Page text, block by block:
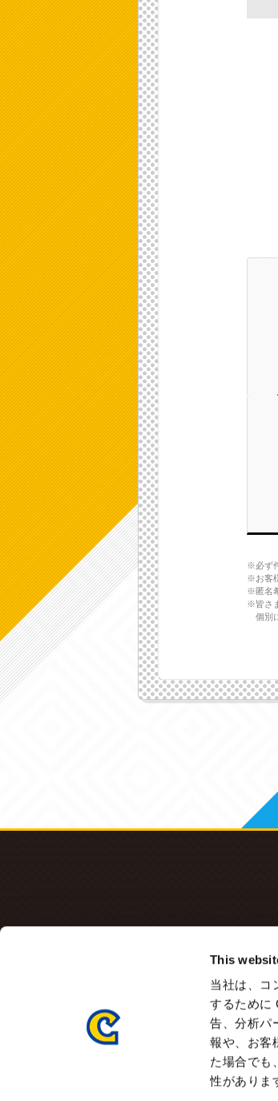
This
当社は、コ
するために
告、分析パ
報や、お客
た場合でも
性がありま
※必ず
※お客
※匿名
※皆さ
個別